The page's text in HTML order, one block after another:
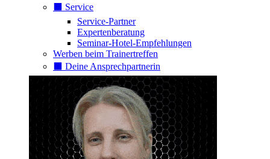
⬛️ Service
Service-Partner
Expertenberatung
Seminar-Hotel-Empfehlungen
Werben beim Trainertreffen
⬛️ Deine Ansprechpartnerin